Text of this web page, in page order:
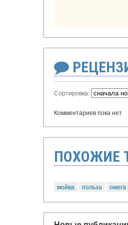
Сортировка:
Комментариев пока нет
ПОХОЖИЕ
мойва польза омега